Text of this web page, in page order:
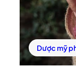
Dược mỹ